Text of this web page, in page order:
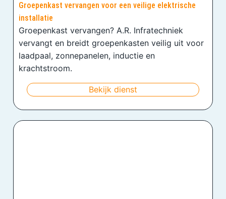
Groepenkast vervangen voor een veilige elektrische
installatie
Groepenkast vervangen? A.R. Infratechniek
vervangt en breidt groepenkasten veilig uit voor
laadpaal, zonnepanelen, inductie en
krachtstroom.
Bekijk dienst